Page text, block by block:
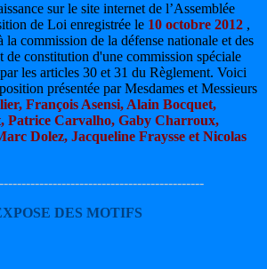
sur le site internet de l’Assemblée
de Loi enregistrée le 10 octobre 2012 ,
commission de la défense nationale et des
de constitution d'une commission spéciale
les articles 30 et 31 du Règlement. Voici
présentée par Mesdames et Messieurs
François Asensi, Alain Bocquet,
Patrice Carvalho, Gaby Charroux,
Dolez, Jacqueline Fraysse et Nicolas
DES MOTIFS